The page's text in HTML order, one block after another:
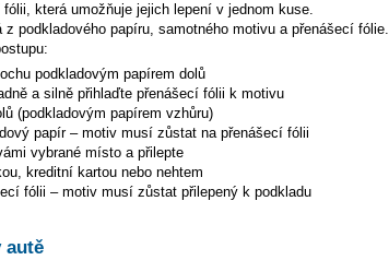
která umožňuje jejich lepení v jednom kuse.
podkladového papíru, samotného motivu a přenášecí fólie.
podkladovým papírem dolů
a silně přihlaďte přenášecí fólii k motivu
(podkladovým papírem vzhůru)
papír – motiv musí zůstat na přenášecí fólii
vybrané místo a přilepte
kreditní kartou nebo nehtem
fólii – motiv musí zůstat přilepený k podkladu
autě